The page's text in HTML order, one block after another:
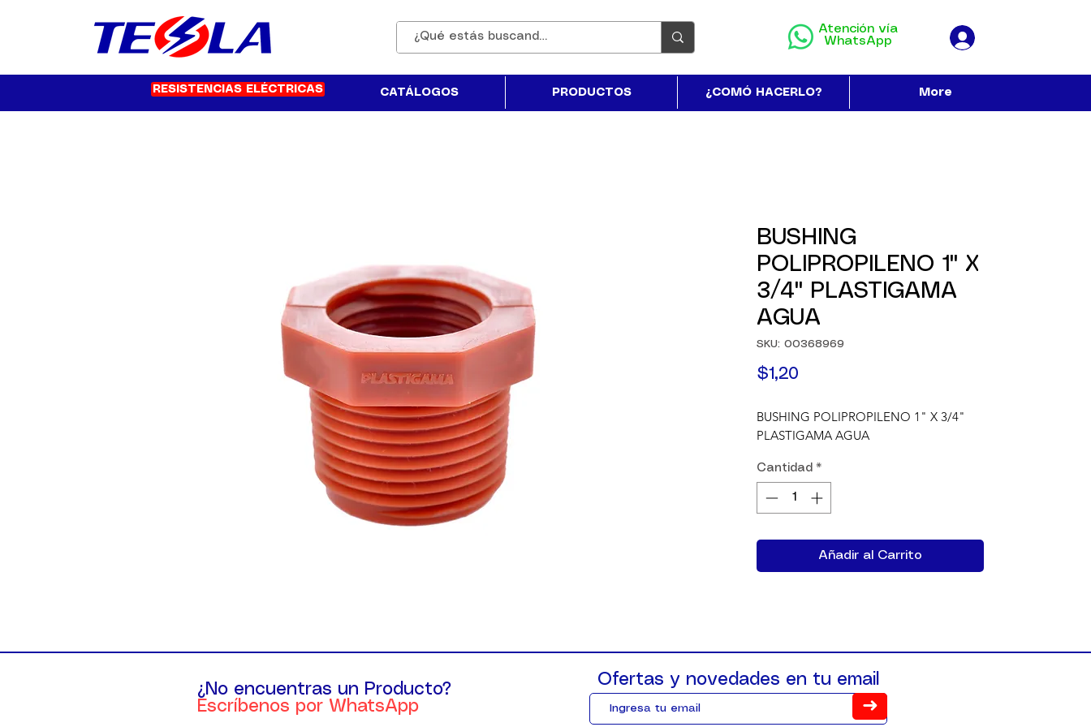
Atención vía
WhatsApp
RESISTENCIAS ELÉCTRICAS CATÁLOGOS PRODUCTOS ¿COMÓ HACERLO? More
BUSHING
POLIPROPILENO 1" X
3/4" PLASTIGAMA
AGUA
SKU: 00368969
$1,20
BUSHING POLIPROPILENO 1" X 3/4"
PLASTIGAMA AGUA
Cantidad *
Añadir al Carrito
¿No encuentras un Producto?
Escríbenos por WhatsApp
Ofertas y novedades en tu email
➜